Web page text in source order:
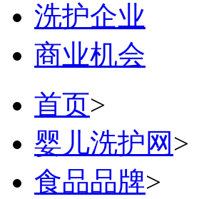
洗护企业
商业机会
首页>
婴儿洗护网 >
食品品牌>